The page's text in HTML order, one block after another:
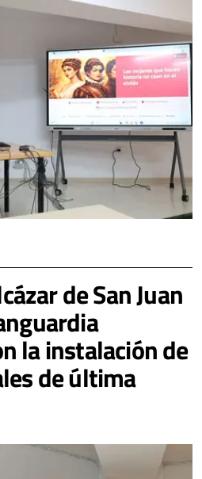
de San Juan
la instalación de
de última